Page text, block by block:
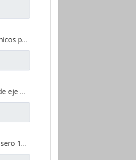
18/27 par de engranajes cónicos para Dena Axle Dongfeng T-Lift Truck repuestos 2502ZHS1827-025/026
Par de engranajes cónicos de eje medio 15/29 para Ankai & Benz Axle Foton Auman North Benz Beiben Truck repuestos A3463535310
Engranaje cónico del eje trasero 15/29 para Ankai & Benz Axle Foton Auman North Benz Beiben Truck repuestos 24.02.101